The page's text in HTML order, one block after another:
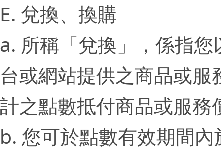
E. 兌換、換購
a. 所稱「兌換」，係指
台或網站提供之商品或
計之點數抵付商品或服
b. 您可於點數有效期間